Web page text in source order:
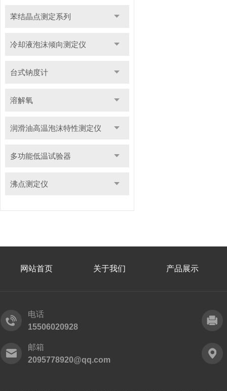
苯结晶点测定系列
冷却液泡沫倾向测定仪
台式钠度计
溶解氧
润滑油高温泡沫特性测定仪
多功能低温试验器
沸点测定仪
网站首页 关于我们 产品展示
电话
15506020928
邮箱
2095778920@qq.com